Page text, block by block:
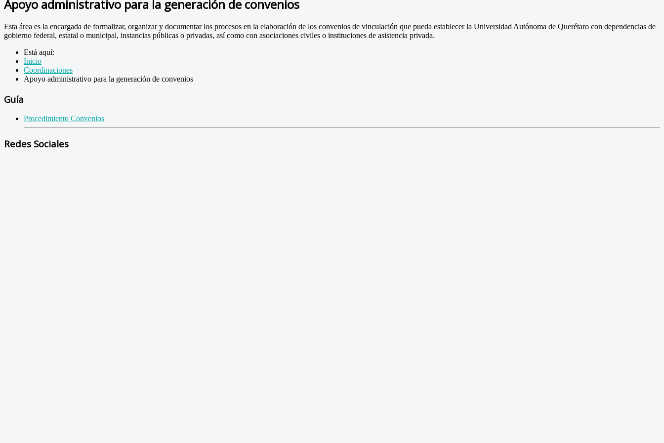
Apoyo administrativo para la generación de convenios
Esta área es la encargada de formalizar, organizar y documentar los procesos en la elaboración de los convenios de vinculación que pueda establecer la Universidad Autónoma de Querétaro con dependencias de
gobierno federal, estatal o municipal, instancias públicas o privadas, así como con asociaciones civiles o instituciones de asistencia privada.
Está aquí:
Inicio
Coordinaciones
Apoyo administrativo para la generación de convenios
Guía
Procedimiento Convenios
Redes Sociales